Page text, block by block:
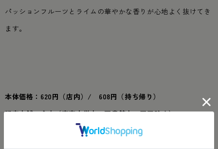
パッションフルーツとライムの華やかな香りが心地よく抜けてき
ます。
本体価格：620円（店内）/ 608円（持ち帰り）
販売店舗：全店（東京大学店・図書館店・豆屋除く）
※予告なしで一時的な欠品または早期に販売終了する場合がござ